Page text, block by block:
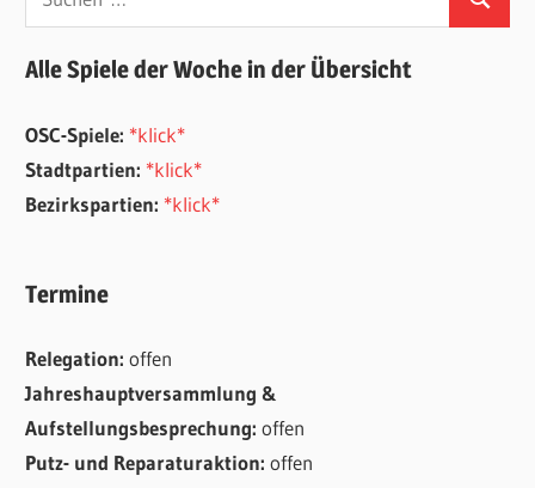
nach:
Suchen
Alle Spiele der Woche in der Übersicht
OSC-Spiele: *klick*
Stadtpartien: *klick*
Bezirkspartien: *klick*
Termine
Relegation:offen
Jahreshauptversammlung &
Aufstellungsbesprechung:offen
Putz- und Reparaturaktion:offen